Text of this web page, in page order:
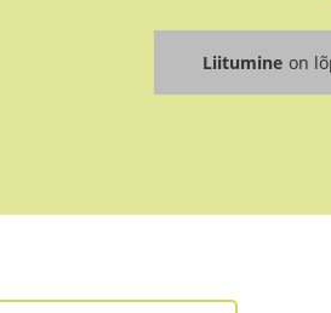
Liitumine on